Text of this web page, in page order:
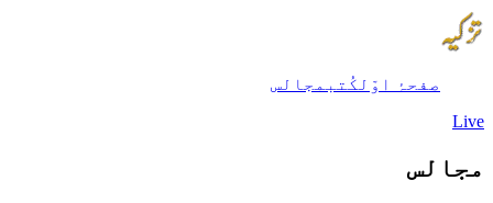
صفحۂ اوّل کُتب مجالس
Live
مجالس